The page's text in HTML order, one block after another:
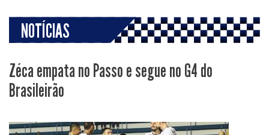
NOTÍCIAS
Zéca empata no Passo e segue no G4 do
Brasileirão